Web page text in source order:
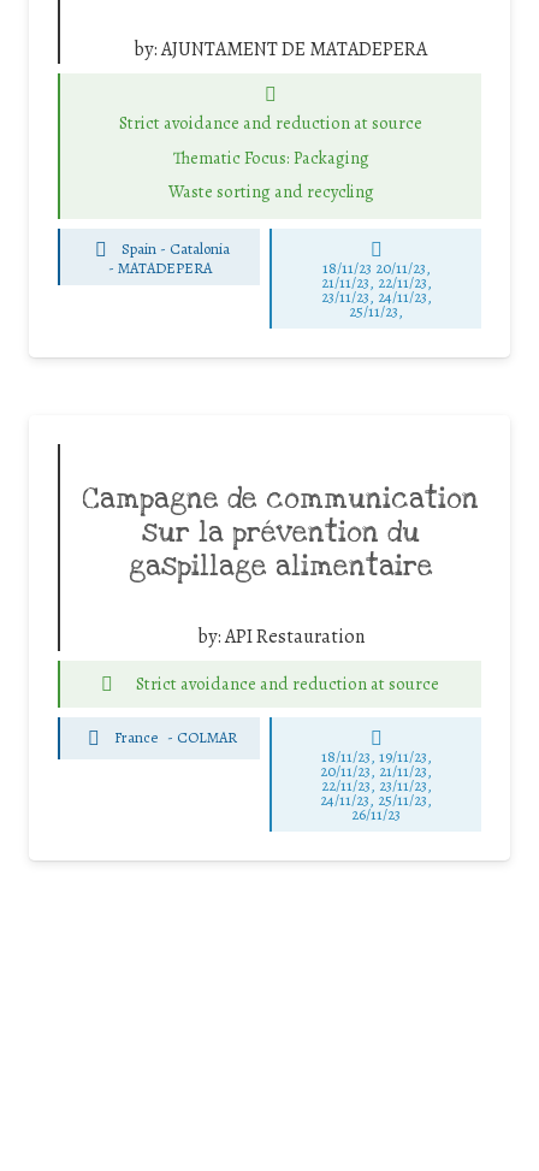
by:AJUNTAMENT DE MATADEPERA
Strict avoidance and reduction at source
Thematic Focus: Packaging
Waste sorting and recycling
Spain - Catalonia
- MATADEPERA 18/11/23 20/11/23,
21/11/23, 22/11/23,
23/11/23, 24/11/23,
25/11/23,
Campagne de communication
sur la prévention du
gaspillage alimentaire
by:API Restauration
Strict avoidance and reduction at source
France - COLMAR
18/11/23, 19/11/23,
20/11/23, 21/11/23,
22/11/23, 23/11/23,
24/11/23, 25/11/23,
26/11/23